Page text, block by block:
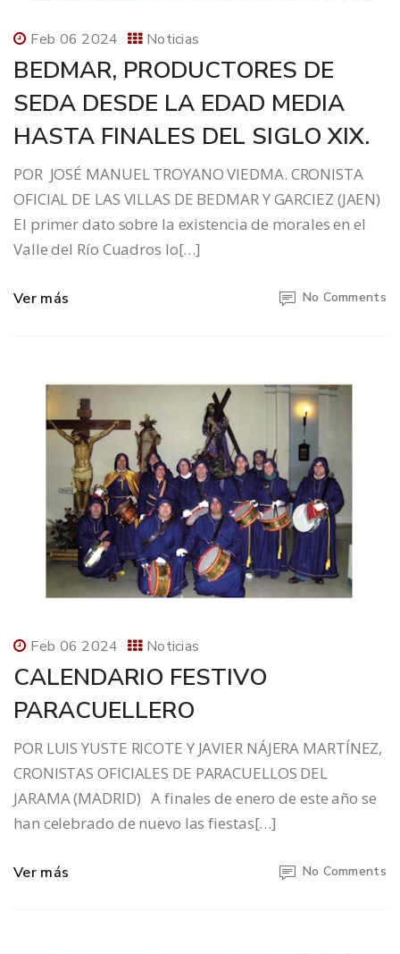
Feb 06 2024 Noticias
BEDMAR, PRODUCTORES DE
SEDA DESDE LA EDAD MEDIA
HASTA FINALES DEL SIGLO XIX.
POR JOSÉ MANUEL TROYANO VIEDMA. CRONISTA
OFICIAL DE LAS VILLAS DE BEDMAR Y GARCIEZ (JAEN)
El primer dato sobre la existencia de morales en el
Valle del Río Cuadros lo[…]
Ver más No Comments
Feb 06 2024 Noticias
CALENDARIO FESTIVO
PARACUELLERO
POR LUIS YUSTE RICOTE Y JAVIER NÁJERA MARTÍNEZ,
CRONISTAS OFICIALES DE PARACUELLOS DEL
JARAMA (MADRID) A finales de enero de este año se
han celebrado de nuevo las fiestas[…]
Ver más No Comments